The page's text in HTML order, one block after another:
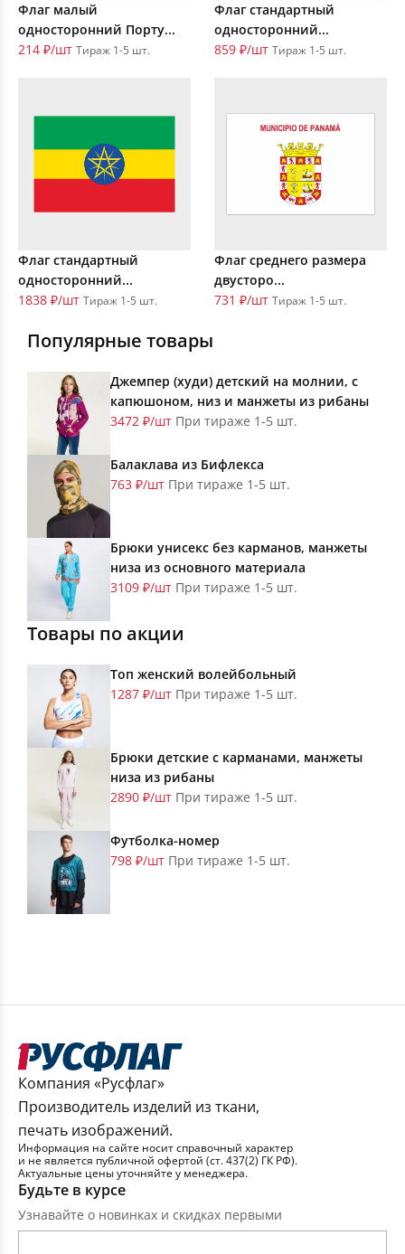
Флаг малый
односторонний Порту...
214 ₽/шт Тираж 1-5 шт.
Флаг стандартный
односторонний...
859 ₽/шт Тираж 1-5 шт.
Флаг стандартный
односторонний...
1838 ₽/шт Тираж 1-5 шт.
Флаг среднего размера
двусторо...
731 ₽/шт Тираж 1-5 шт.
Популярные товары
Джемпер (худи) детский на молнии, с
капюшоном, низ и манжеты из рибаны
3472 ₽/шт При тираже 1-5 шт.
Балаклава из Бифлекса
763 ₽/шт При тираже 1-5 шт.
Брюки унисекс без карманов, манжеты
низа из основного материала
3109 ₽/шт При тираже 1-5 шт.
Товары по акции
Топ женский волейбольный
1287 ₽/шт При тираже 1-5 шт.
Брюки детские с карманами, манжеты
низа из рибаны
2890 ₽/шт При тираже 1-5 шт.
Футболка-номер
798 ₽/шт При тираже 1-5 шт.
Компания «Русфлаг»
Производитель изделий из ткани,
печать изображений.
Информация на сайте носит справочный характер
и не является публичной офертой (ст. 437(2) ГК РФ).
Актуальные цены уточняйте у менеджера.
Будьте в курсе
Узнавайте о новинках и скидках первыми